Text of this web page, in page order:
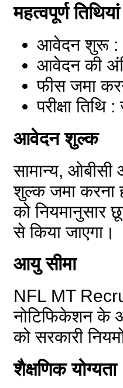
महत्वपूर्ण तिथियां
आवेदन शुरू :
आवेदन की
फीस जमा
परीक्षा तिथि
आवेदन शुल्क
सामान्य, ओबीसी
शुल्क जमा करना
को नियमानुसार
से किया जाएगा।
आयु सीमा
NFL MT
नोटिफिकेशन के
को सरकारी
शैक्षणिक योग्यता